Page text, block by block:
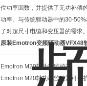
位功率因数，并提供了无功补偿
功率。与传统驱动器中的30-
了对超尺寸电缆和变压器的需求
原装Emotron变频驱动器VFX48
Emotron M20轴功率监控器
Emotron M20轴功率监控器可保